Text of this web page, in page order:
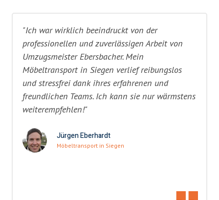
"Ich war wirklich beeindruckt von der
professionellen und zuverlässigen Arbeit von
Umzugsmeister Ebersbacher. Mein
Möbeltransport in Siegen verlief reibungslos
und stressfrei dank ihres erfahrenen und
freundlichen Teams. Ich kann sie nur wärmstens
weiterempfehlen!"
Jürgen Eberhardt
Möbeltransport in Siegen